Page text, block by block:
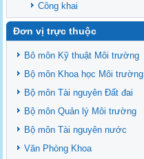
Công khai
Đơn vị trực thuộc
Bô môn Kỹ thuật Môi trường
Bộ môn Khoa học Môi trường
Bộ môn Tài nguyên Đất đai
Bộ môn Quản lý Môi trường
Bộ môn Tài nguyên nước
Văn Phòng Khoa